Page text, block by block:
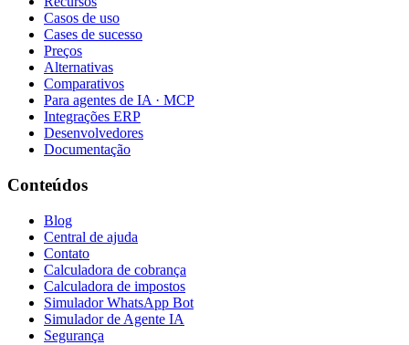
Casos de uso
Cases de sucesso
Preços
Alternativas
Comparativos
Para agentes de IA · MCP
Integrações ERP
Desenvolvedores
Documentação
Conteúdos
Blog
Central de ajuda
Contato
Calculadora de cobrança
Calculadora de impostos
Simulador WhatsApp Bot
Simulador de Agente IA
Segurança